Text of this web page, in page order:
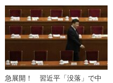
急展開！ 習近平「没落」で中